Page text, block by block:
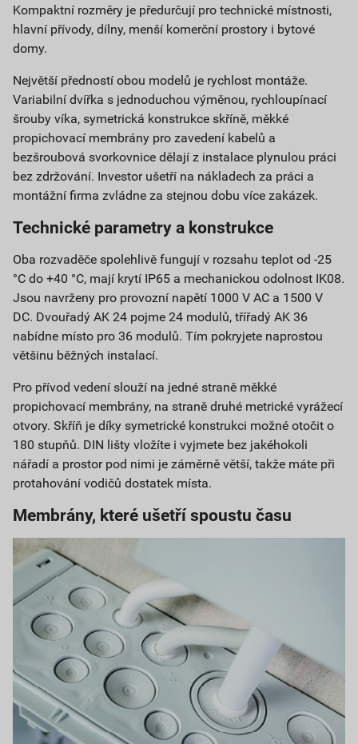
Kompaktní rozměry je předurčují pro technické místnosti,
hlavní přívody, dílny, menší komerční prostory i bytové
domy.
Největší předností obou modelů je rychlost montáže.
Variabilní dvířka s jednoduchou výměnou, rychloupínací
šrouby víka, symetrická konstrukce skříně, měkké
propichovací membrány pro zavedení kabelů a
bezšroubová svorkovnice dělají z instalace plynulou práci
bez zdržování. Investor ušetří na nákladech za práci a
montážní firma zvládne za stejnou dobu více zakázek.
Technické parametry a konstrukce
Oba rozvaděče spolehlivě fungují v rozsahu teplot od -25
°C do +40 °C, mají krytí IP65 a mechanickou odolnost IK08.
Jsou navrženy pro provozní napětí 1000 V AC a 1500 V
DC. Dvouřadý AK 24 pojme 24 modulů, třířadý AK 36
nabídne místo pro 36 modulů. Tím pokryjete naprostou
většinu běžných instalací.
Pro přívod vedení slouží na jedné straně měkké
propichovací membrány, na straně druhé metrické vyrážecí
otvory. Skříň je díky symetrické konstrukci možné otočit o
180 stupňů. DIN lišty vložíte i vyjmete bez jakéhokoli
nářadí a prostor pod nimi je záměrně větší, takže máte při
protahování vodičů dostatek místa.
Membrány, které ušetří spoustu času